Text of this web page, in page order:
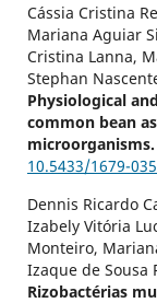
Cássia Cristina
Mariana Aguiar
Cristina Lanna,
Stephan
Physiological
common bean
microorganisms.
10.5433/1679-
Dennis Ricardo
Izabely Vitória
Monteiro,
Izaque de Sousa
Rizobactérias